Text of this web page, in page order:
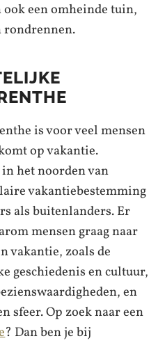
een omheinde tuin,
rondrennen.
is voor veel mensen
op vakantie.
het noorden van
vakantiebestemming
als buitenlanders. Er
mensen graag naar
vakantie, zoals de
geschiedenis en cultuur,
en
sfeer. Op zoek naar een
? Dan ben je bij